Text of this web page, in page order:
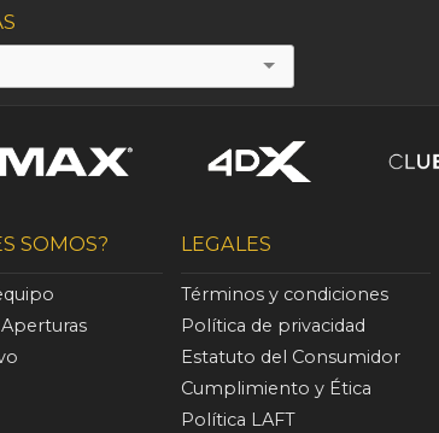
SOMOS? LEGALES
Términos y condiciones
Política de privacidad
Estatuto del Consumidor
Cumplimiento y Ética
Política LAFT